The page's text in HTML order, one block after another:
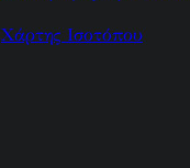
Χάρτης Ισοτόπου